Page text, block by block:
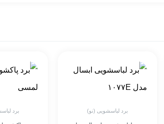
برد لباسشویی (نو) برد